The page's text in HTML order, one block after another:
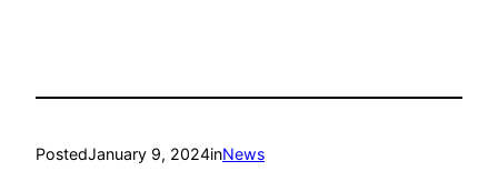
PostedJanuary 9, 2024inNews